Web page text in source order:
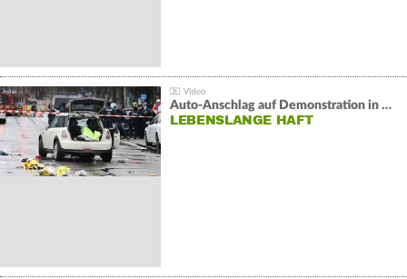
Auto-Anschlag auf Demonstration in München:
LEBENSLANGE HAFT